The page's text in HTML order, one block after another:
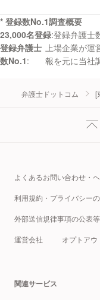
* 登録数No.1調査概要
23,000名登録 登録弁護士
登録弁護士
数No.1
上場企業が
報を元に当社
弁護士ドットコム [
よくあるお問い合わせ・
利用規約・プライバシー
外部送信規律事項の公表
運営会社 オプトア
関連サービス